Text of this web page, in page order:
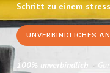
Schritt zu einem
UNVERBINDLICHES
100% unverbindlich –